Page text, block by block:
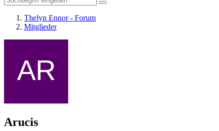
Thelyn Ennor - Forum
Mitglieder
Arucis